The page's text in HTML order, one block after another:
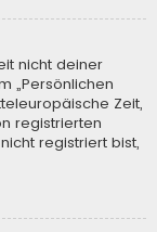
nicht deiner
„Persönlichen
Zeit,
registrierten
registriert bist,